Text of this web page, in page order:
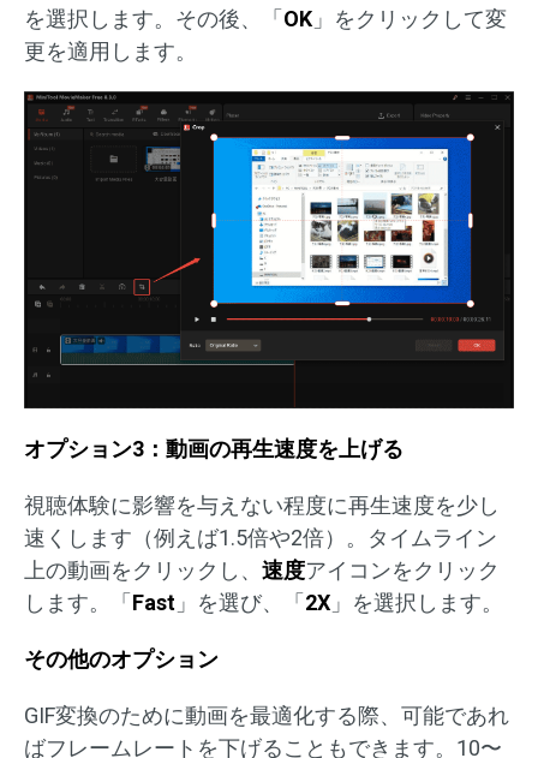
を選択します。その後、「OK 」をクリックして変
更を適用します。
オプション3：動画の再生速度を上げる
視聴体験に影響を与えない程度に再生速度を少し
速くします（例えば1.5倍や2倍）。タイムライン
上の動画をクリックし、 速度アイコンをクリック
します。「 Fast 」を選び、「 2X 」を選択します。
その他のオプション
GIF変換のために動画を最適化する際、可能であれ
ばフレームレートを下げることもできます。10〜